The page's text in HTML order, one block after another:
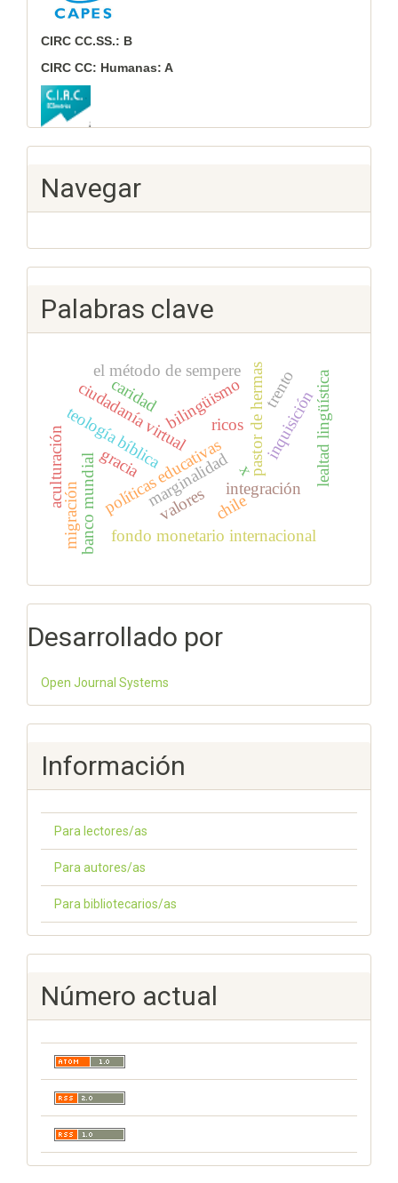
CIRC CC.SS.: B
CIRC CC: Humanas: A
Navegar
Palabras clave
x
políticas educativas
pastor de hermas
marginalidadintegración
ricos
ciudadanía virtual
teología bíblica
banco mundial fondo monetario internacional
migración
aculturación
bilingüismo
gracia
inquisición
caridad
chile
valores
el método de sempere lealtad lingüística
trento
Desarrollado por
Open Journal Systems
Información
Para lectores/as
Para autores/as
Para bibliotecarios/as
Número actual